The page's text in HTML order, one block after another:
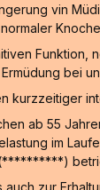
vin
bei
kurzzeitiger
ab 55
im
(**********)
zur